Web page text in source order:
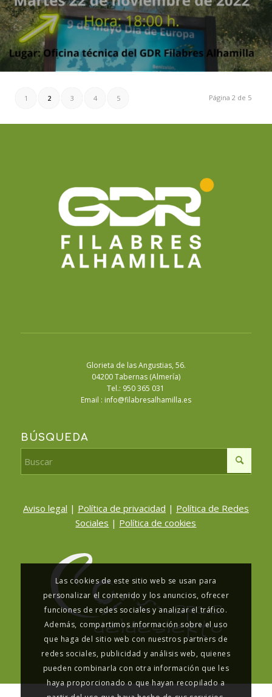
Página 2 de 5
1 2 3 4 5
Glorieta de las Angustias, 56.
04200 Tabernas (Almería)
Tel.: 950 365 031
Email : info@filabresalhamilla.es
BÚSQUEDA
Aviso legal | Política de privacidad | Política de Redes
Sociales | Política de cookies
Las cookies de este sitio web se usan para
personalizar el contenido y los anuncios, ofrecer
funciones de redes sociales y analizar el tráfico.
Además, compartimos información sobre el uso
que haga del sitio web con nuestros partners de
redes sociales, publicidad y análisis web, quienes
pueden combinarla con otra información que les
haya proporcionado o que hayan recopilado a